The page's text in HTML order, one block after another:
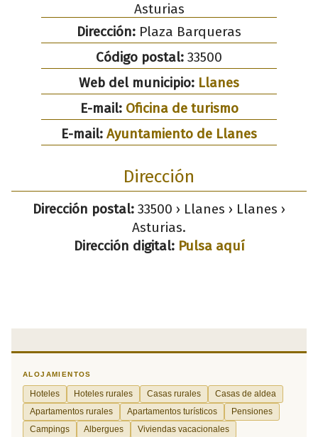
Asturias
Dirección: Plaza Barqueras
Código postal: 33500
Web del municipio: Llanes
E-mail: Oficina de turismo
E-mail: Ayuntamiento de Llanes
Dirección
Dirección postal: 33500 › Llanes › Llanes ›
Asturias.
Dirección digital: Pulsa aquí